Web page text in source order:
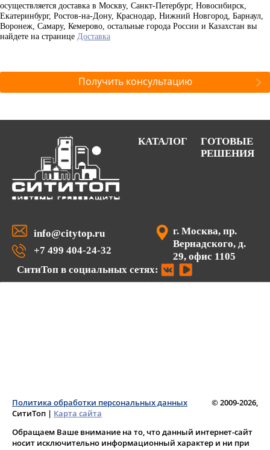
осуществляется доставка в Москву, Санкт-Петербург, Новосибирск,
Екатеринбург, Ростов-на-Дону, Краснодар, Нижний Новгород, Барнаул,
Воронеж, Самару, Кемерово, остальные города России и Казахстан вы
найдете на странице Доставка
Получить консультацию
КАТАЛОГ
ГОТОВЫЕ
РЕШЕНИЯ
info@citytop.ru
+7 499 404-24-32
г. Москва, пр.
Вернадского, д.
29, офис 1105
СитиТоп в социальных сетях:
Политика обработки персональных данных
© 2009-2026,
СитиТоп | Карта сайта
Обращаем Ваше внимание на то, что данный интернет-сайт
носит исключительно информационный характер и ни при